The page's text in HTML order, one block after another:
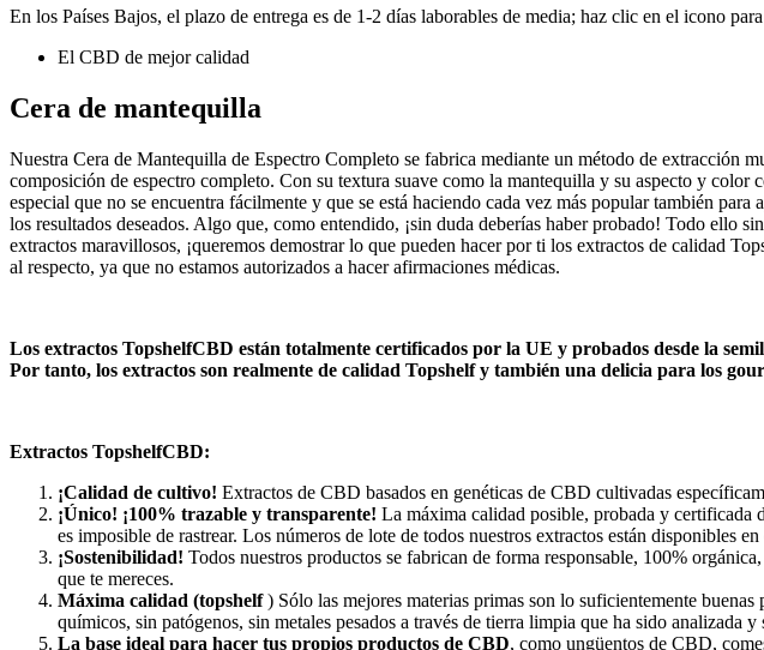
En los Países Bajos, el plazo de entrega es de 1-2 días laborables de media; haz clic en el icono
El CBD de mejor calidad
Cera de mantequilla
Nuestra Cera de Mantequilla de Espectro Completo se fabrica mediante un método de extracción
composición de espectro completo. Con su textura suave como la mantequilla y su aspecto y
especial que no se encuentra fácilmente y que se está haciendo cada vez más popular también
los resultados deseados. Algo que, como entendido, ¡sin duda deberías haber probado! Todo
extractos maravillosos, ¡queremos demostrar lo que pueden hacer por ti los extractos de calidad
al respecto, ya que no estamos autorizados a hacer afirmaciones médicas.
Los extractos TopshelfCBD están totalmente certificados por la UE y probados desde la
Por tanto, los extractos son realmente de calidad Topshelf y también una delicia para los
Extractos TopshelfCBD:
¡Calidad de cultivo! Extractos de CBD basados en genéticas de CBD cultivadas
¡Único! ¡100% trazable y transparente! La máxima calidad posible, probada y certificada
es imposible de rastrear. Los números de lote de todos nuestros extractos están disponibles
¡Sostenibilidad! Todos nuestros productos se fabrican de forma responsable, 100%
que te mereces.
Máxima calidad (topshelf) Sólo las mejores materias primas son lo suficientemente
químicos, sin patógenos, sin metales pesados a través de tierra limpia que ha sido analizada
La base ideal para hacer tus propios productos de CBD, como ungüentos de CBD,